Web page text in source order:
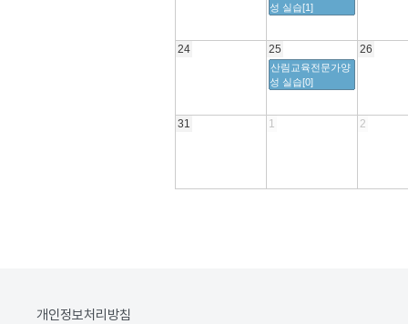
24 25 26
31 1 2
성 실습[1]
산림교육전문가양
성 실습[0]
개인정보처리방침